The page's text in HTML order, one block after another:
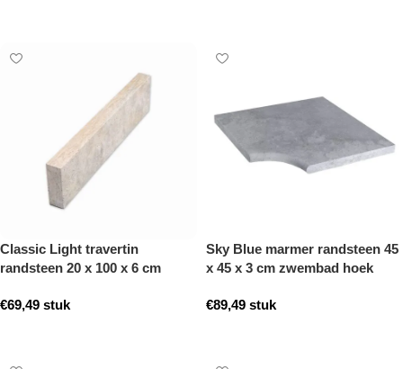
Classic Light travertin
randsteen 20 x 100 x 6 cm
getrommeld
€69,49 stuk
Sky Blue marmer randsteen 45
x 45 x 3 cm zwembad hoek
€89,49 stuk